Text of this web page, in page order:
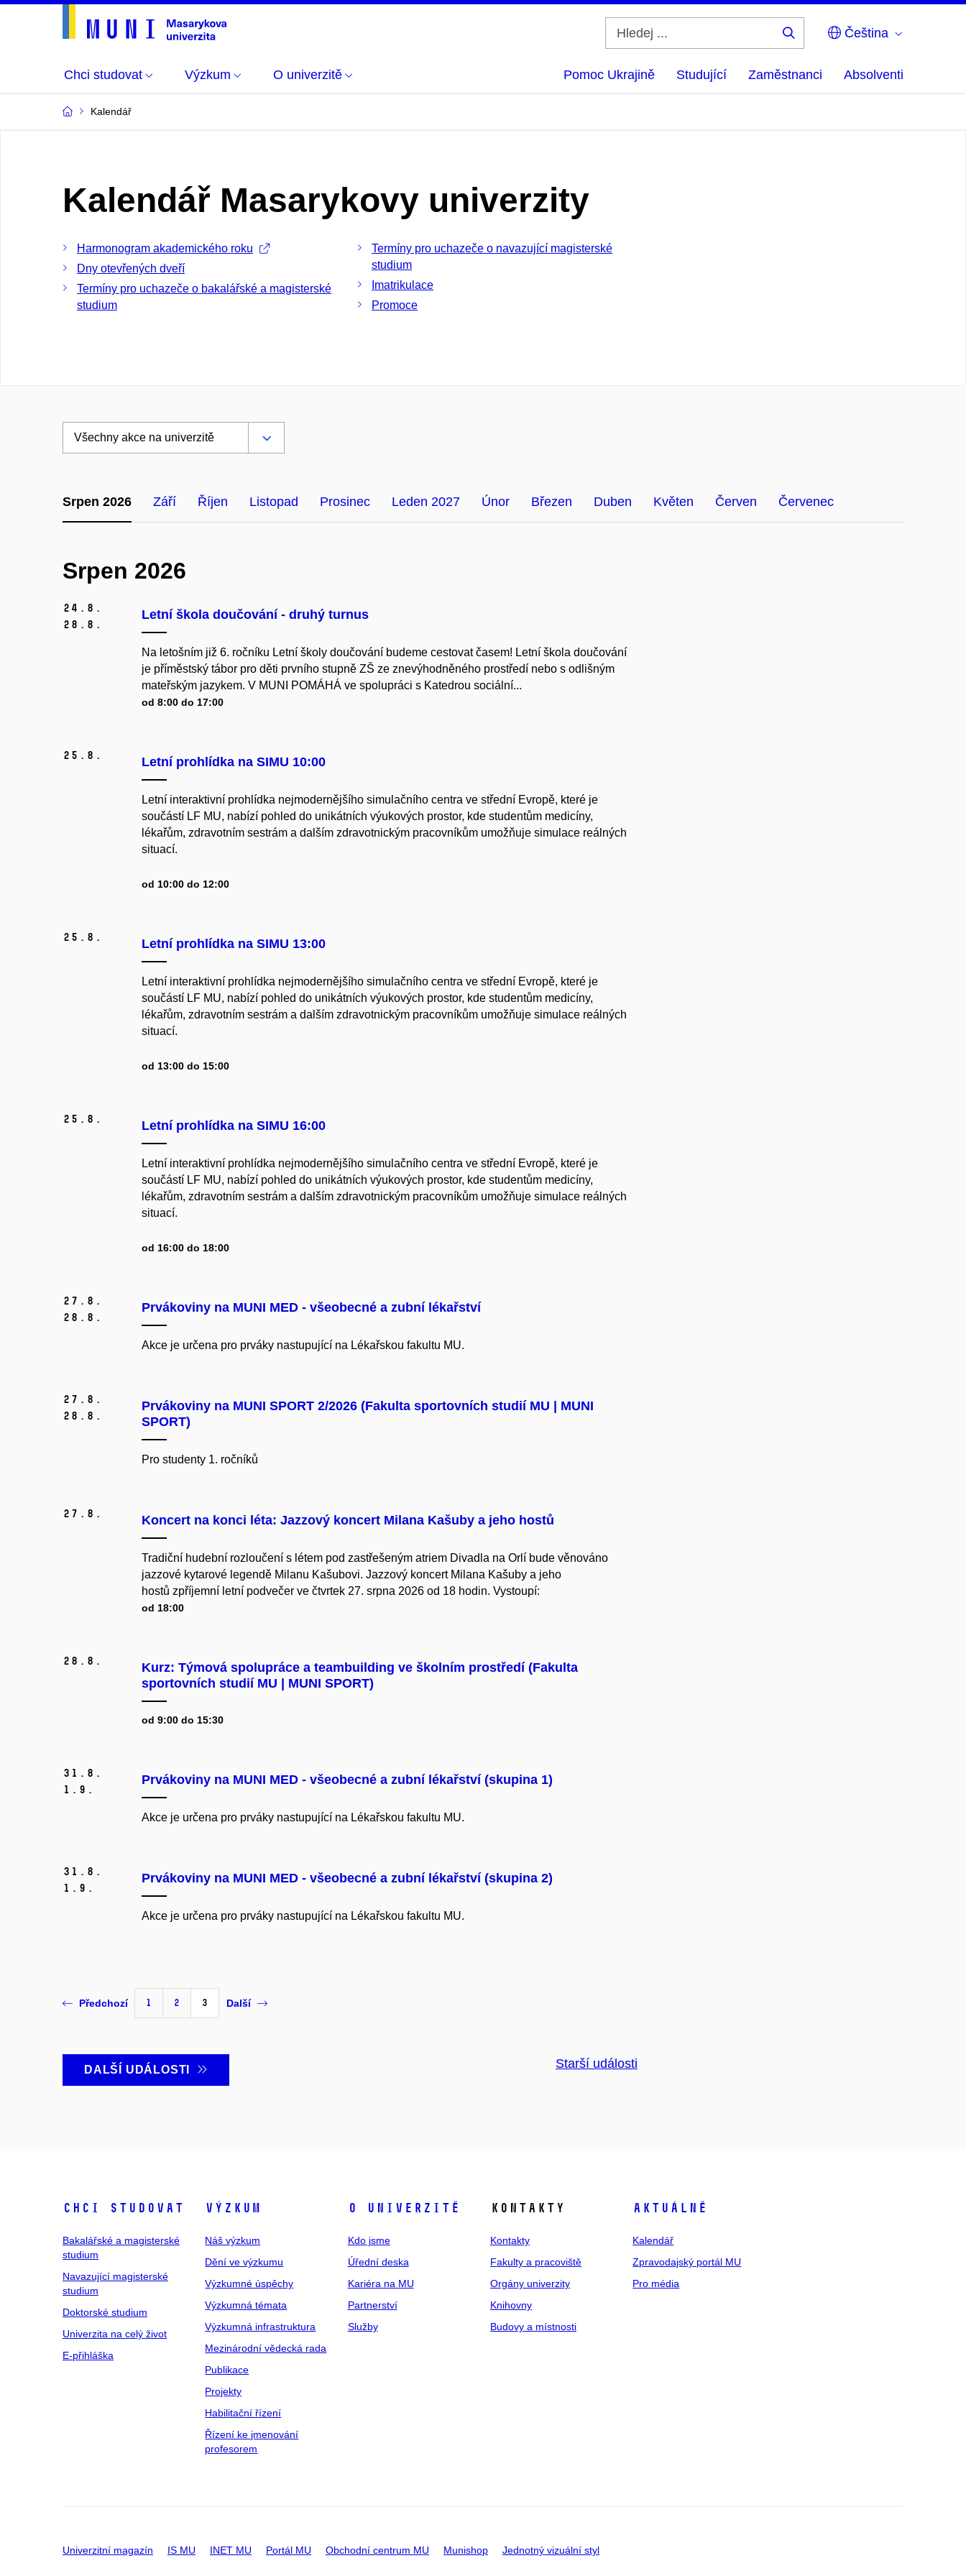
Čeština
Chci studovat Výzkum O univerzitě Pomoc Ukrajině Studující Zaměstnanci Absolventi
Kalendář
Kalendář Masarykovy univerzity
Harmonogram akademického roku
Dny otevřených dveří
Termíny pro uchazeče o bakalářské a magisterské
studium
Termíny pro uchazeče o navazující magisterské
studium
Imatrikulace
Promoce
Srpen 2026 Září Říjen Listopad Prosinec Leden 2027 Únor Březen Duben Květen Červen Červenec
Srpen 2026
24. 8.
28. 8.
Letní škola doučování - druhý turnus
Na letošním již 6. ročníku Letní školy doučování budeme cestovat časem! Letní škola doučování
je příměstský tábor pro děti prvního stupně ZŠ ze znevýhodněného prostředí nebo s odlišným
mateřským jazykem. V MUNI POMÁHÁ ve spolupráci s Katedrou sociální...
od 8:00 do 17:00
25. 8. Letní prohlídka na SIMU 10:00
Letní interaktivní prohlídka nejmodernějšího simulačního centra ve střední Evropě, které je
součástí LF MU, nabízí pohled do unikátních výukových prostor, kde studentům medicíny,
lékařům, zdravotním sestrám a dalším zdravotnickým pracovníkům umožňuje simulace reálných
situací.
od 10:00 do 12:00
25. 8. Letní prohlídka na SIMU 13:00
Letní interaktivní prohlídka nejmodernějšího simulačního centra ve střední Evropě, které je
součástí LF MU, nabízí pohled do unikátních výukových prostor, kde studentům medicíny,
lékařům, zdravotním sestrám a dalším zdravotnickým pracovníkům umožňuje simulace reálných
situací.
od 13:00 do 15:00
25. 8. Letní prohlídka na SIMU 16:00
Letní interaktivní prohlídka nejmodernějšího simulačního centra ve střední Evropě, které je
součástí LF MU, nabízí pohled do unikátních výukových prostor, kde studentům medicíny,
lékařům, zdravotním sestrám a dalším zdravotnickým pracovníkům umožňuje simulace reálných
situací.
od 16:00 do 18:00
27. 8.
28. 8.
Prvákoviny na MUNI MED - všeobecné a zubní lékařství
Akce je určena pro prváky nastupující na Lékařskou fakultu MU.
27. 8.
28. 8.
Prvákoviny na MUNI SPORT 2/2026 (Fakulta sportovních studií MU | MUNI
SPORT)
Pro studenty 1. ročníků
27. 8. Koncert na konci léta: Jazzový koncert Milana Kašuby a jeho hostů
Tradiční hudební rozloučení s létem pod zastřešeným atriem Divadla na Orlí bude věnováno
jazzové kytarové legendě Milanu Kašubovi. Jazzový koncert Milana Kašuby a jeho
hostů zpříjemní letní podvečer ve čtvrtek 27. srpna 2026 od 18 hodin. Vystoupí:
od 18:00
28. 8.
Kurz: Týmová spolupráce a teambuilding ve školním prostředí (Fakulta
sportovních studií MU | MUNI SPORT)
od 9:00 do 15:30
31. 8.
1. 9.
Prvákoviny na MUNI MED - všeobecné a zubní lékařství (skupina 1)
Akce je určena pro prváky nastupující na Lékařskou fakultu MU.
31. 8.
1. 9.
Prvákoviny na MUNI MED - všeobecné a zubní lékařství (skupina 2)
Akce je určena pro prváky nastupující na Lékařskou fakultu MU.
Předchozí 1 2 3 Další
DALŠÍ UDÁLOSTI Starší události
Chci studovat
Bakalářské a magisterské
studium
Navazující magisterské
studium
Doktorské studium
Univerzita na celý život
E-přihláška
Výzkum
Náš výzkum
Dění ve výzkumu
Výzkumné úspěchy
Výzkumná témata
Výzkumná infrastruktura
Mezinárodní vědecká rada
Publikace
Projekty
Habilitační řízení
Řízení ke jmenování
profesorem
O univerzitě
Kdo jsme
Úřední deska
Kariéra na MU
Partnerství
Služby
Kontakty
Kontakty
Fakulty a pracoviště
Orgány univerzity
Knihovny
Budovy a místnosti
Aktuálně
Kalendář
Zpravodajský portál MU
Pro média
Univerzitní magazín IS MU INET MU Portál MU Obchodní centrum MU Munishop Jednotný vizuální styl